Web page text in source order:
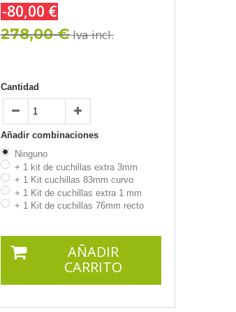
-80,00 €
278,00 €Iva incl.
Cantidad
Añadir combinaciones
Ninguno
+ 1 kit de cuchillas extra 3mm
+ 1 Kit cuchillas 83mm curvo
+ 1 Kit de cuchillas extra 1 mm
+ 1 Kit de cuchillas 76mm recto
AÑADIR
CARRITO